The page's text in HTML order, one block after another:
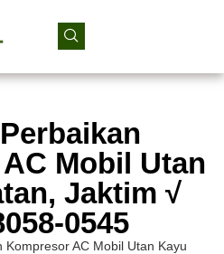
Mobil Utan
Jaktim √
0545
Kompresor AC Mobil Utan Kayu